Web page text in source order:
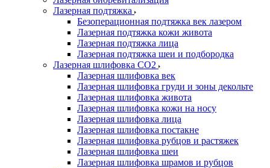
Лазерная подтяжка
Безоперационная подтяжка век лазером
Лазерная подтяжка кожи живота
Лазерная подтяжка лица
Лазерная подтяжка шеи и подбородка
Лазерная шлифовка CO2
Лазерная шлифовка век
Лазерная шлифовка груди и зоны декольте
Лазерная шлифовка живота
Лазерная шлифовка кожи на носу
Лазерная шлифовка лица
Лазерная шлифовка постакне
Лазерная шлифовка рубцов и растяжек
Лазерная шлифовка шеи
Лазерная шлифовка шрамов и рубцов